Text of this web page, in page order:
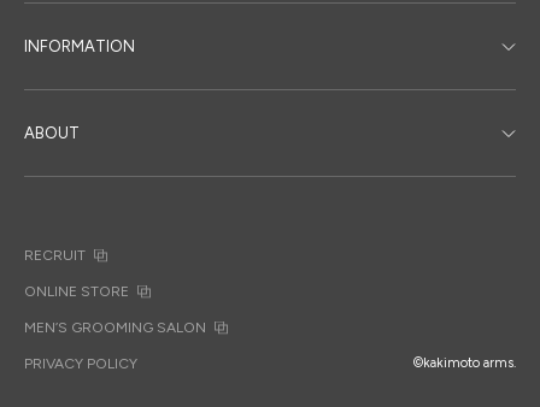
INFORMATION
ABOUT
RECRUIT
ONLINE STORE
MEN’S GROOMING SALON
PRIVACY POLICY ©kakimoto arms.